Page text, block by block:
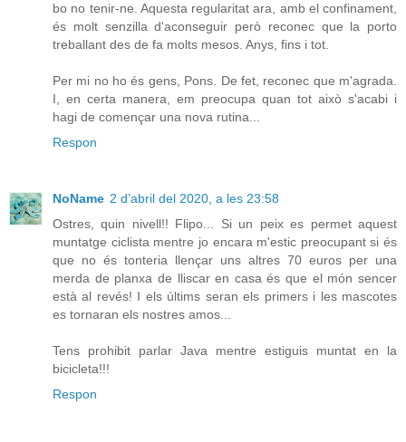
bo no tenir-ne. Aquesta regularitat ara, amb el confinament,
és molt senzilla d'aconseguir però reconec que la porto
treballant des de fa molts mesos. Anys, fins i tot.
Per mi no ho és gens, Pons. De fet, reconec que m'agrada.
I, en certa manera, em preocupa quan tot això s'acabi i
hagi de començar una nova rutina...
Respon
NoName 2 d’abril del 2020, a les 23:58
Ostres, quin nivell!! Flipo... Si un peix es permet aquest
muntatge ciclista mentre jo encara m'estic preocupant si és
que no és tonteria llençar uns altres 70 euros per una
merda de planxa de lliscar en casa és que el món sencer
està al revés! I els últims seran els primers i les mascotes
es tornaran els nostres amos...
Tens prohibit parlar Java mentre estiguis muntat en la
bicicleta!!!
Respon